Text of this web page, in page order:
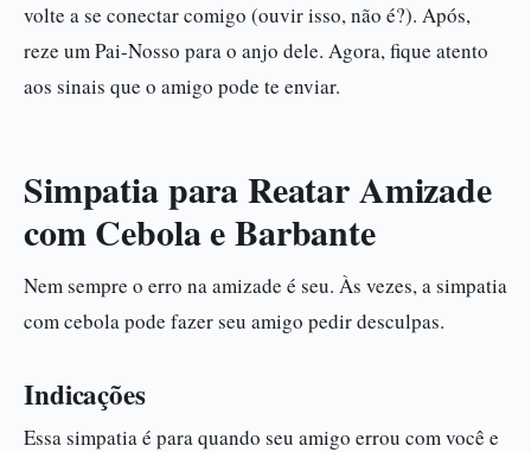
volte a se conectar comigo (ouvir isso, não é?). Após,
reze um Pai-Nosso para o anjo dele. Agora, fique atento
aos sinais que o amigo pode te enviar.
Simpatia para Reatar Amizade
com Cebola e Barbante
Nem sempre o erro na amizade é seu. Às vezes, a simpatia
com cebola pode fazer seu amigo pedir desculpas.
Indicações
Essa simpatia é para quando seu amigo errou com você e